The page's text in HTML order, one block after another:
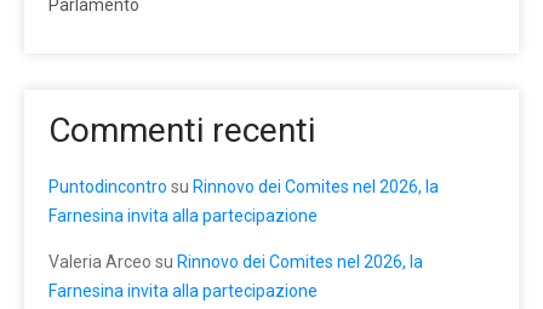
Parlamento
Commenti recenti
Puntodincontro su Rinnovo dei Comites nel 2026, la
Farnesina invita alla partecipazione
Valeria Arceo su Rinnovo dei Comites nel 2026, la
Farnesina invita alla partecipazione